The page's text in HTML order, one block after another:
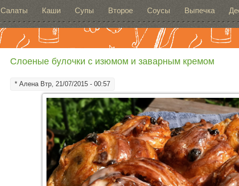
Салаты Каши Супы Второе Соусы Выпечка
Слоеные булочки с изюмом и заварным кремом
*АленаВтр, 21/07/2015 - 00:57